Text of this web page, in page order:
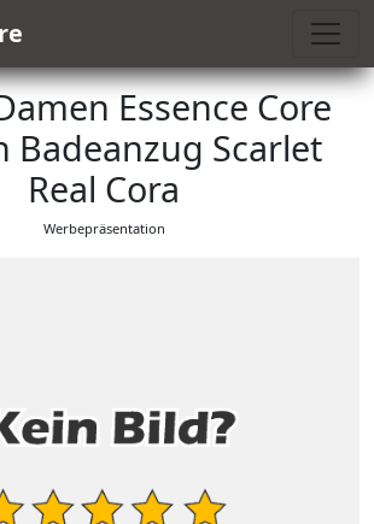
Essence Core
Badeanzug Scarlet
Real Cora
Werbepräsentation